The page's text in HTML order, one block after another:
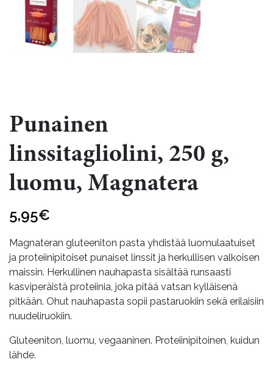
Punainen
linssitagliolini, 250 g,
luomu, Magnatera
5,95€
Magnateran gluteeniton pasta yhdistää luomulaatuiset
ja proteiinipitoiset punaiset linssit ja herkullisen valkoisen
maissin. Herkullinen nauhapasta sisältää runsaasti
kasviperäistä proteiinia, joka pitää vatsan kylläisenä
pitkään. Ohut nauhapasta sopii pastaruokiin sekä erilaisiin
nuudeliruokiin.
Gluteeniton, luomu, vegaaninen. Proteiinipitoinen, kuidun
lähde.